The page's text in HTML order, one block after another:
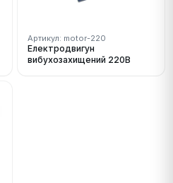
Артикул: motor-220
Електродвигун
вибухозахищений 220В